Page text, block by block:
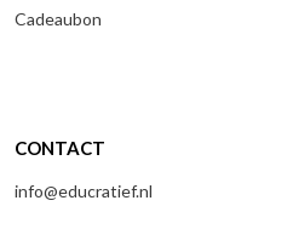
Cadeaubon
CONTACT
info@educratief.nl